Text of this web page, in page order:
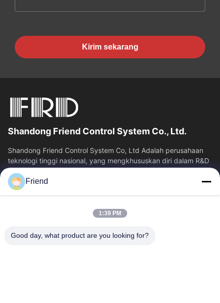
Kirim sekarang
Shandong Friend Control System Co., Ltd.
Shandong Friend Control System Co, Ltd Adalah perusahaan
teknologi tinggi nasional, yang mengkhususkan diri dalam R&D
instrumentasi, manufaktur...
Tautan Cepat
Tentang Kita
Wisata Pabrik
Kontrol Kualitas
Friend
1:39 PM
Good day, what product are you looking for?